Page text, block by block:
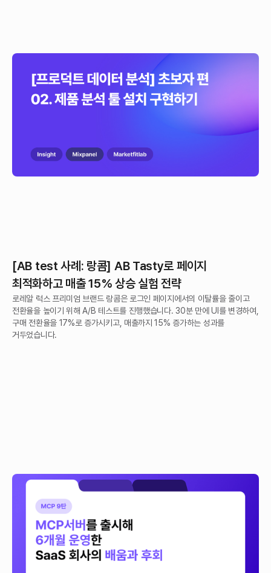
[프로덕트 데이터 분석] 초보자 편 02. 제품 분석 툴
설치 구현하기
이 글은 믹스패널(Mixpanel) 및 제품 분석 도구(Product Data Analysis)가
이벤트를 수집하기 위해 진행하는 구현(Implementation) 과정을 소개하는
[AB test 사례: 랑콤] AB Tasty로 페이지
최적화하고 매출 15% 상승 실험 전략
로레알 럭스 프리미엄 브랜드 랑콤은 로그인 페이지에서의 이탈률을 줄이고
전환율을 높이기 위해 A/B 테스트를 진행했습니다. 30분 만에 UI를 변경하여,
구매 전환율을 17%로 증가시키고, 매출까지 15% 증가하는 성과를
거두었습니다.
[MCP9탄] MCP서버를 출시해 6개월 운영한 3개
SaaS 회사의 배움과 후회 (OneSignal,
Customer.io, HG Insights)
자사 제품에 MCP 서버를 직접 만들어 6~9개월 운영한
Customer.io·OneSignal·HG Insights 3사 VP가 Mixpanel MXP 2026
샌프란시스코 패널 토크에서 공유한 배움과 교훈을 질문에 대한 솔직한 답변.